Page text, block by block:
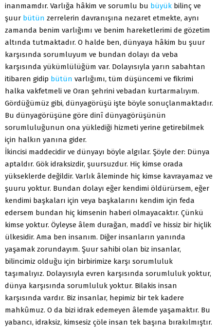
inanmamdır. Varlığa hâkim ve sorumlu bu büyük bilinç ve
şuur bütün zerrelerin davranışına nezaret etmekte, aynı
zamanda benim varlığımı ve benim hareketlerimi de gözetim
altında tutmaktadır. O halde ben, dünyaya hâkim bu şuur
karşısında sorumluyum ve bundan dolayı da veba
karşısında yükümlülüğüm var. Dolayısıyla yarın sabahtan
itibaren gidip bütün varlığımı, tüm düşüncemi ve fikrimi
halka vakfetmeli ve Oran şehrini vebadan kurtarmalıyım.
Gördüğümüz gibi, dünyagörüşü işte böyle sonuçlanmaktadır.
Bu dünyagörüşüne göre dinî dünyagörüşünün
sorumluluğunun ona yüklediği hizmeti yerine getirebilmek
için halkın yanına gider.
İkincisi maddecidir ve dünyayı böyle algılar. Şöyle der: Dünya
aptaldır. Gök idraksizdir, şuursuzdur. Hiç kimse orada
yükseklerde değildir. Varlık âleminde hiç kimse kavrayamaz ve
şuuru yoktur. Bundan dolayı eğer kendimi öldürürsem, eğer
kendimi başkaları için veya başkalarını kendim için feda
edersem bundan hiç kimsenin haberi olmayacaktır. Çünkü
kimse yoktur. Öyleyse âlem durağan, maddî ve hissiz bir hiçlik
ülkesidir. Ama ben insanım. Diğer insanların yanında
yaşamak zorundayım. Şuur sahibi olan biz insanlar,
bilincimiz olduğu için birbirimize karşı sorumluluk
taşımalıyız. Dolayısıyla evren karşısında sorumluluk yoktur,
dünya karşısında sorumluluk yoktur. Bilakis insan
karşısında vardır. Biz insanlar, hepimiz bir tek kadere
mahkûmuz. O da bizi idrak edemeyen âlemde yaşamaktır. Bu
yabancı, idraksiz, kimsesiz çöle insan tek başına bırakılmıştır.